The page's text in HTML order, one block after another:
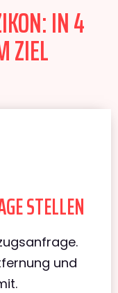
IN 4
ZIEL
STELLEN
und